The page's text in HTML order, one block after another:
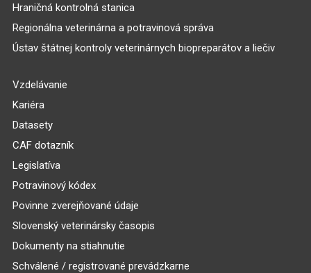
Hraničná kontrolná stanica
Regionálna veterinárna a potravinová správa
Ústav štátnej kontroly veterinárnych biopreparátov a liečiv
Vzdelávanie
Kariéra
Datasety
CAF dotazník
Legislatíva
Potravinový kódex
Povinne zverejňované údaje
Slovenský veterinársky časopis
Dokumenty na stiahnutie
Schválené / registrované prevádzkarne